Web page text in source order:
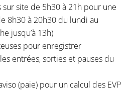
site de 5h30 à 21h pour une
8h30 à 20h30 du lundi au
jusqu’à 13h)
pour enregistrer
entrées, sorties et pauses du
(paie) pour un calcul des EVP